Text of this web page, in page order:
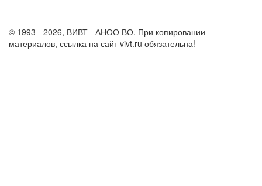
© 1993 - 2026, ВИВТ - АНОО ВО. При копировании
материалов, ссылка на сайт vivt.ru обязательна!